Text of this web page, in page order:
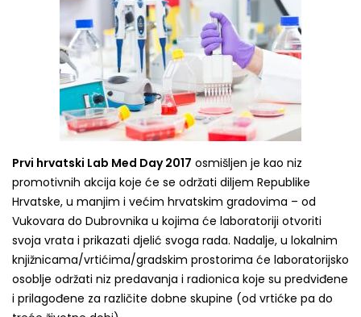
Prvi hrvatski Lab Med Day 2017 osmišljen je kao niz
promotivnih akcija koje će se održati diljem Republike
Hrvatske, u manjim i većim hrvatskim gradovima – od
Vukovara do Dubrovnika u kojima će laboratoriji otvoriti
svoja vrata i prikazati djelić svoga rada. Nadalje, u lokalnim
knjižnicama/vrtićima/gradskim prostorima će laboratorijsko
osoblje održati niz predavanja i radionica koje su predviđene
i prilagođene za različite dobne skupine (od vrtićke pa do